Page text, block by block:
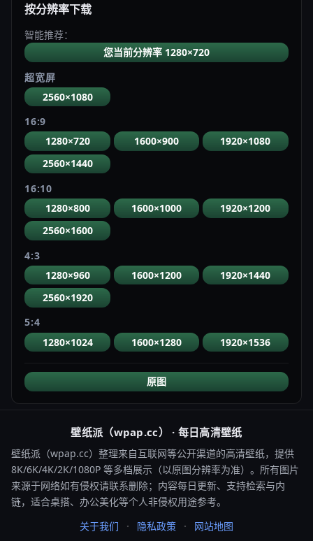
按分辨率下载
智能推荐：
您当前分辨率 1280×720
超宽屏
2560×1080
16:9
1280×720
1600×900
1920×1080
2560×1440
16:10
1280×800
1600×1000
1920×1200
2560×1600
4:3
1280×960
1600×1200
1920×1440
2560×1920
5:4
1280×1024
1600×1280 1920×1536
原图
壁纸派（wpap.cc） · 每日高清壁纸
壁纸派（wpap.cc）整理来自互联网等公开渠道的高清壁纸，提供
8K/6K/4K/2K/1080P 等多档展示（以原图分辨率为准）。所有图片
来源于网络如有侵权请联系删除；内容每日更新、支持检索与内
链，适合桌搭、办公美化等个人非侵权用途参考。
关于我们
隐私政策 网站地图